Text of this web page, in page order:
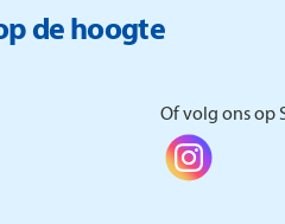
de hoogte
Of volg ons op